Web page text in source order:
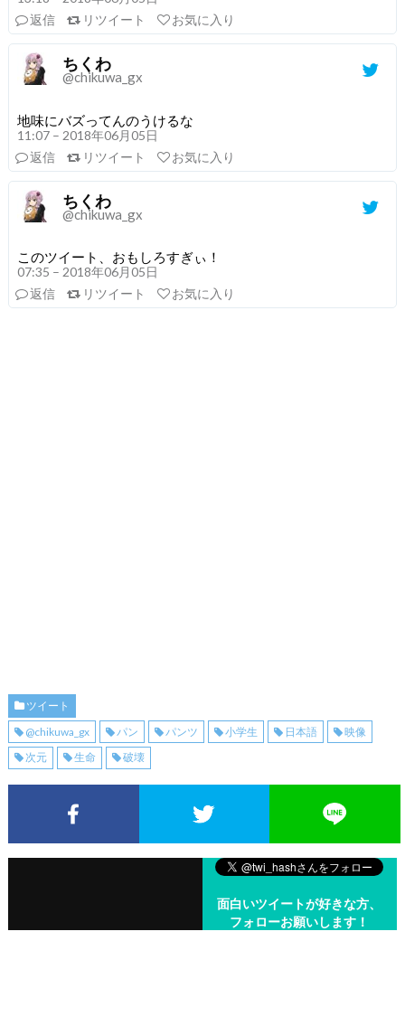
返信
リツイート お気に入り
ちくわ
@chikuwa_gx
地味にバズってんのうけるな
11:07 – 2018年06月05日
返信
リツイート お気に入り
ちくわ
@chikuwa_gx
このツイート、おもしろすぎぃ！
07:35 – 2018年06月05日
返信
リツイート お気に入り
ツイート
@chikuwa_gx
パン パンツ 小学生 日本語
映像
次元
生命 破壊
Facebookでシェア Twitterでシェア
面白いツイートが好きな方、
フォローお願いします！